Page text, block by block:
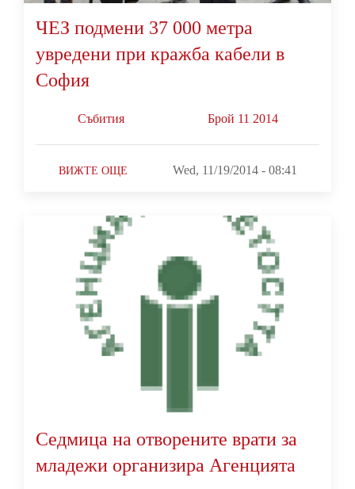
ЧЕЗ подмени 37 000 метра
увредени при кражба кабели в
София
Събития Брой 11 2014
ВИЖТЕ ОЩЕ Wed, 11/19/2014 - 08:41
Седмица на отворените врати за
младежи организира Агенцията